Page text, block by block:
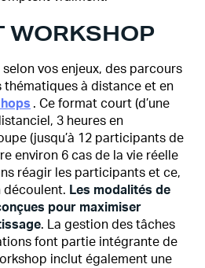
WORKSHOP
vos enjeux, des parcours
à distance et en
. Ce format court (d’une
3 heures en
(jusqu’à 12 participants de
environ 6 cas de la vie réelle
réagir les participants et ce,
découlent. Les modalités de
pour maximiser
. La gestion des tâches
font partie intégrante de
inclut également une